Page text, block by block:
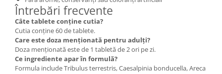
Întrebări frecvente
Câte tablete conține cutia?
Cutia conține 60 de tablete.
Care este doza menționată pentru adulți?
Doza menționată este de 1 tabletă de 2 ori pe zi.
Ce ingrediente apar în formulă?
Formula include Tribulus terrestris, Caesalpinia bonducella, Areca